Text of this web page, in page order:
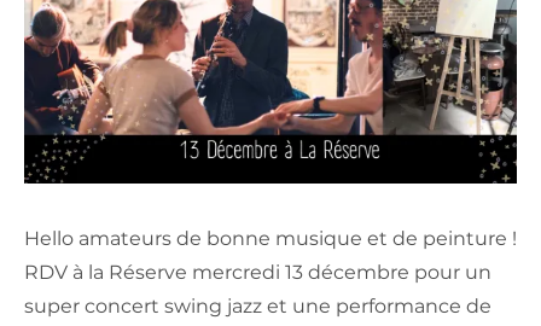
Hello amateurs de bonne musique et de peinture !
RDV à la Réserve mercredi 13 décembre pour un
super concert swing jazz et une performance de